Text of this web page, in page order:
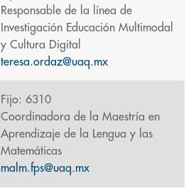
Responsable de la línea de
Investigación Educación Multimodal
y Cultura Digital
teresa.ordaz@uaq.mx
Fijo: 6310
Coordinadora de la Maestría en
Aprendizaje de la Lengua y las
Matemáticas
malm.fps@uaq.mx